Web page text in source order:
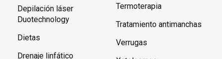
Depilación láser
Duotechnology
Dietas
Drenaje linfático
Termoterapia
Tratamiento antimanchas
Verrugas